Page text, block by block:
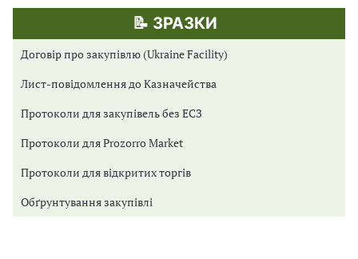
📝 ЗРАЗКИ
Договір про закупівлю (Ukraine Facility)
Лист-повідомлення до Казначейства
Протоколи для закупівель без ЕСЗ
Протоколи для Prozorro Market
Протоколи для відкритих торгів
Обґрунтування закупівлі